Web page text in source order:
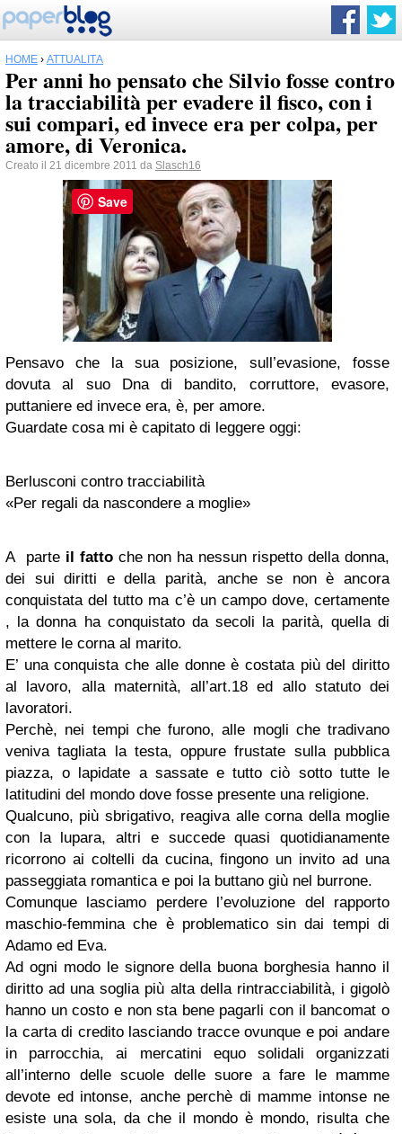
HOME › ATTUALITÀ
Per anni ho pensato che Silvio fosse contro
la tracciabilità per evadere il fisco, con i
sui compari, ed invece era per colpa, per
amore, di Veronica.
Creato il 21 dicembre 2011 da Slasch16
Pensavo che la sua posizione, sull’evasione, fosse
dovuta al suo Dna di bandito, corruttore, evasore,
puttaniere ed invece era, è, per amore.
Guardate cosa mi è capitato di leggere oggi:
Berlusconi contro tracciabilità
«Per regali da nascondere a moglie»
A parte il fattoche non ha nessun rispetto della donna,
dei sui diritti e della parità, anche se non è ancora
conquistata del tutto ma c’è un campo dove, certamente
, la donna ha conquistato da secoli la parità, quella di
mettere le corna al marito.
E’ una conquista che alle donne è costata più del diritto
al lavoro, alla maternità, all’art.18 ed allo statuto dei
lavoratori.
Perchè, nei tempi che furono, alle mogli che tradivano
veniva tagliata la testa, oppure frustate sulla pubblica
piazza, o lapidate a sassate e tutto ciò sotto tutte le
latitudini del mondo dove fosse presente una religione.
Qualcuno, più sbrigativo, reagiva alle corna della moglie
con la lupara, altri e succede quasi quotidianamente
ricorrono ai coltelli da cucina, fingono un invito ad una
passeggiata romantica e poi la buttano giù nel burrone.
Comunque lasciamo perdere l’evoluzione del rapporto
maschio-femmina che è problematico sin dai tempi di
Adamo ed Eva.
Ad ogni modo le signore della buona borghesia hanno il
diritto ad una soglia più alta della rintracciabilità, i gigolò
hanno un costo e non sta bene pagarli con il bancomat o
la carta di credito lasciando tracce ovunque e poi andare
in parrocchia, ai mercatini equo solidali organizzati
all’interno delle scuole delle suore a fare le mamme
devote ed intonse, anche perchè di mamme intonse ne
esiste una sola, da che il mondo è mondo, risulta che
Save